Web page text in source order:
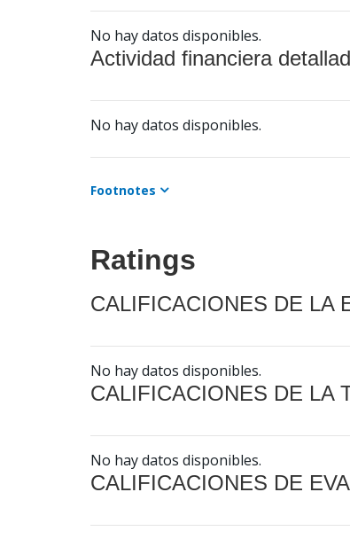
No hay datos disponibles.
Actividad financiera
No hay datos disponibles.
Footnotes
Ratings
CALIFICACIONES DE LA
No hay datos disponibles.
CALIFICACIONES DE LA
No hay datos disponibles.
CALIFICACIONES DE